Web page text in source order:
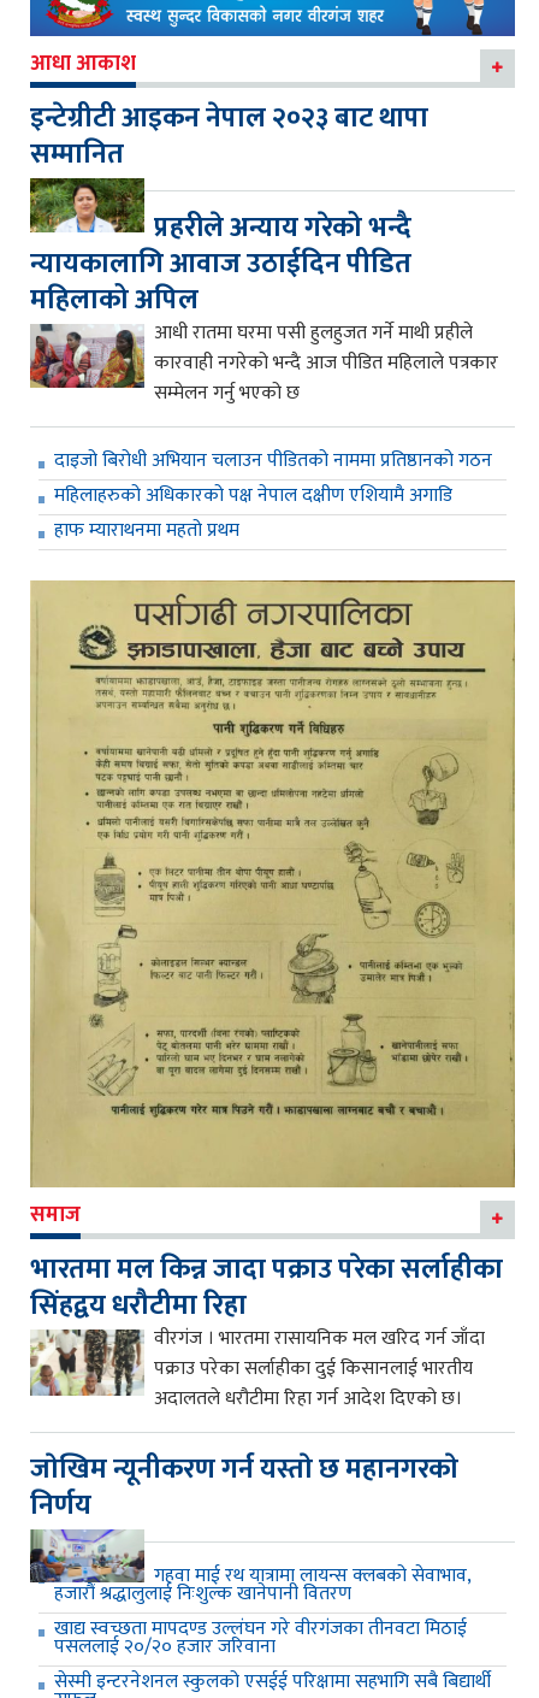
आधा आकाश
इन्टेग्रीटी आइकन नेपाल २०२३ बाट थापा
सम्मानित
प्रहरीले अन्याय गरेको भन्दै
न्यायकालागि आवाज उठाईदिन पीडित
महिलाको अपिल
आधी रातमा घरमा पसी हुलहुजत गर्ने माथी प्रहीले
कारवाही नगरेको भन्दै आज पीडित महिलाले पत्रकार
सम्मेलन गर्नु भएको छ
दाइजो बिरोधी अभियान चलाउन पीडितको नाममा प्रतिष्ठानको गठन
महिलाहरुको अधिकारको पक्ष नेपाल दक्षीण एशियामै अगाडि
हाफ म्याराथनमा महतो प्रथम
समाज
भारतमा मल किन्न जादा पक्राउ परेका सर्लाहीका
सिंहद्वय धरौटीमा रिहा
वीरगंज । भारतमा रासायनिक मल खरिद गर्न जाँदा
पक्राउ परेका सर्लाहीका दुई किसानलाई भारतीय
अदालतले धरौटीमा रिहा गर्न आदेश दिएको छ।
जाेखिम न्यूनीकरण गर्न यस्ताे छ महानगरकाे
निर्णय
गहवा माई रथ यात्रामा लायन्स क्लबको सेवाभाव,
हजारौं श्रद्धालुलाई निःशुल्क खानेपानी वितरण
खाद्य स्वच्छता मापदण्ड उल्लंघन गरे वीरगंजका तीनवटा मिठाई
पसललाई २०/२० हजार जरिवाना
सेस्मी इन्टरनेशनल स्कुलको एसईई परिक्षामा सहभागि सबै बिद्यार्थी